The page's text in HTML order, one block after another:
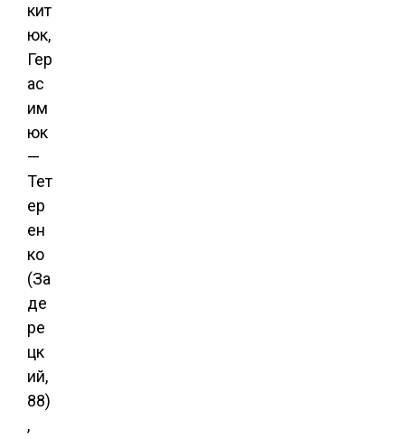
кит
юк,
Гер
ас
им
юк
—
Тет
ер
ен
ко
(За
де
ре
цк
ий,
88)
,